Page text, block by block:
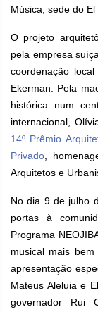
Música, sede do
O projeto
pela empresa suíça
coordenação
Ekerman. Pela
histórica num
internacional,
14º Prêmio
Privado ,
Arquitetos e
No dia 9 de julho
portas à
Programa
musical mais
apresentação
Mateus Aleluia e
governador Rui